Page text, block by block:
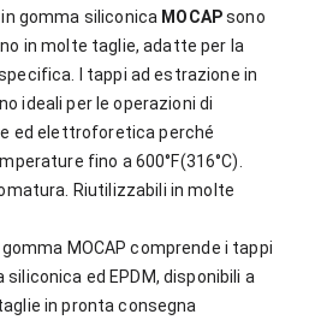
gomma siliconica MOCAPsono
in molte taglie, adatte per la
I tappi ad estrazione in
ideali per le operazioni di
ed elettroforetica perché
fino a 600°F(316°C).
Riutilizzabili in molte
MOCAP comprende i tappi
ed EPDM, disponibili a
in pronta consegna